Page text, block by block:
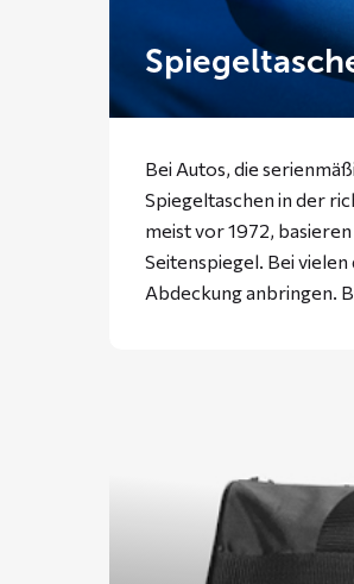
Bei Autos, die
Spiegeltaschen in der
meist vor 1972,
Seitenspiegel. Bei
Abdeckung anbringen.